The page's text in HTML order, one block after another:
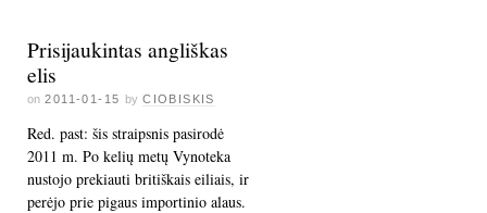
Prisijaukintas angliškas
elis
on 2011-01-15 by CIOBISKIS
Red. past: šis straipsnis pasirodė
2011 m. Po kelių metų Vynoteka
nustojo prekiauti britiškais eiliais, ir
perėjo prie pigaus importinio alaus.